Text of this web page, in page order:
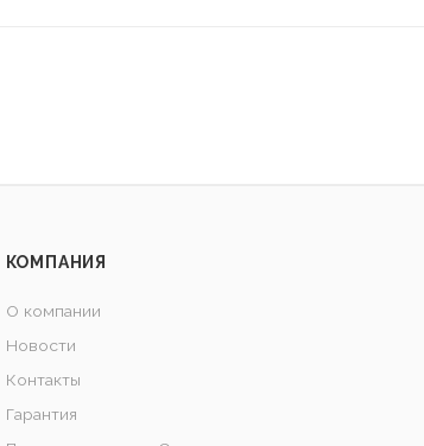
КОМПАНИЯ
О компании
Новости
Контакты
Гарантия